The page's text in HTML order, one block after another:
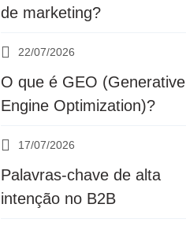
de marketing?
22/07/2026
O que é GEO (Generative
Engine Optimization)?
17/07/2026
Palavras-chave de alta
intenção no B2B